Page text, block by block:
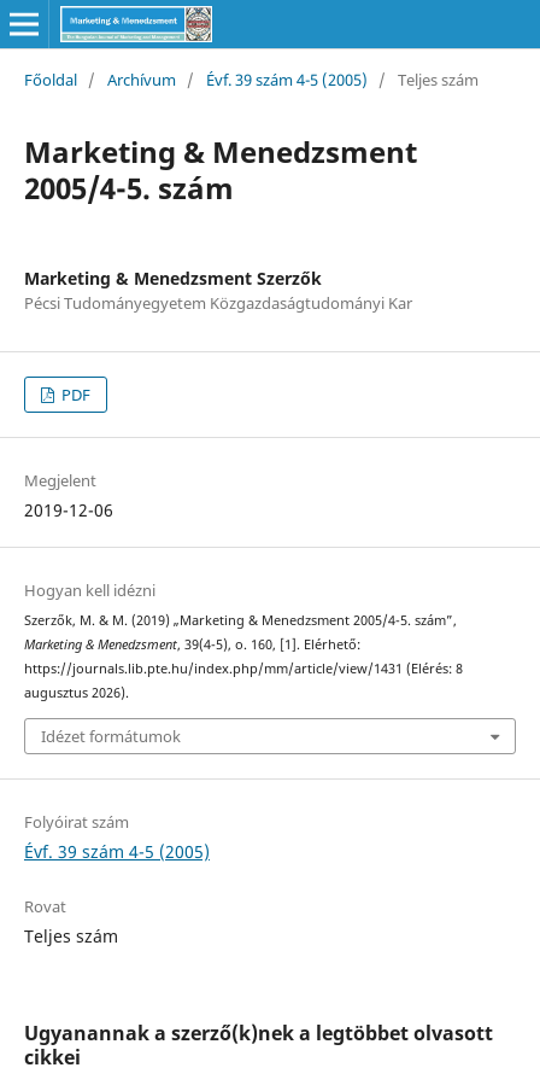
Főoldal / Archívum / Évf. 39 szám 4-5 (2005) / Teljes szám
Marketing & Menedzsment
2005/4-5. szám
Marketing & Menedzsment Szerzők
Pécsi Tudományegyetem Közgazdaságtudományi Kar
PDF
Megjelent
2019-12-06
Hogyan kell idézni
Szerzők, M. & M. (2019) „Marketing & Menedzsment 2005/4-5. szám”,
Marketing & Menedzsment, 39(4-5), o. 160, [1]. Elérhető:
https://journals.lib.pte.hu/index.php/mm/article/view/1431 (Elérés: 8
augusztus 2026).
Idézet formátumok
Folyóirat szám
Évf. 39 szám 4-5 (2005)
Rovat
Teljes szám
Ugyanannak a szerző(k)nek a legtöbbet olvasott
cikkei